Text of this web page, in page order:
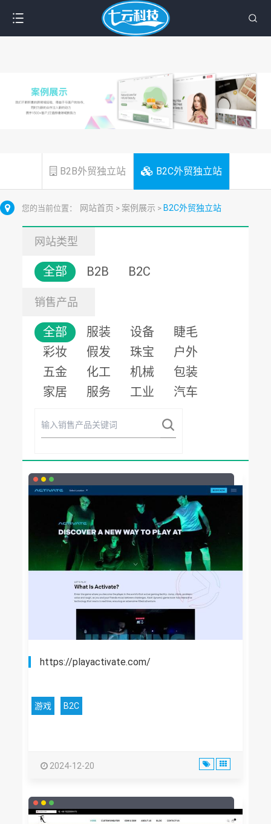
B2B外贸独立站 B2C外贸独立站
您的当前位置： 网站首页 > 案例展示 > B2C外贸独立站
网站类型
全部 B2B B2C
销售产品
全部 服装 设备
睫毛
彩妆
假发 珠宝
户外
五金
化工 机械
包装
家居
服务 工业 汽车
https://playactivate.com/
游戏 B2C
2024-12-20